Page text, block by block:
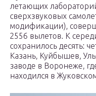
летающих
сверхзвуковых
модификации),
2556 вылетов. К
сохранилось десять:
Казань, Куйбышев,
заводе в Воронеже,
находился в